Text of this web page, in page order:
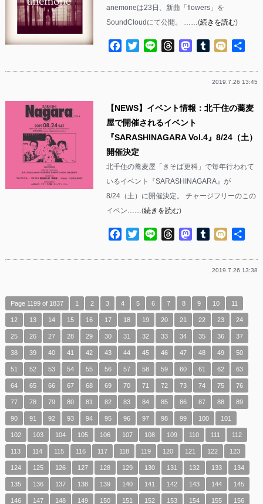
anemoneは23日、新曲「flowers」を
SoundCloudにて公開。 ……(続きを読む)
Facebook
TwitterLine ThreadsMastodon
Tumblr
Mixi
2019.7.26 13:45
【NEWS】イベント情報：北千住の蕎麦
屋で開催されるイベント
『SARASHINAGARA Vol.4』8/24（土）
開催決定
北千住の蕎麦屋「きそば更科」で毎年行われて
いるイベント『SARASHINAGARA』が
8/24（土）に開催決定。 チャージフリーのこの
イベン……(続きを読む)
Facebook
TwitterLine ThreadsMastodon
Tumblr
Mixi
2019.7.26 13:38
Page 1199 of 1837 1 2 3 4 5 6 7 8 9 10 11
12 13 14 15 16 17 18 19 20 21 22 23 24
25 26 27 28 29 30 31 32 33 34 35 36 37
38 39 40 41 42 43 44 45 46 47 48 49 50
51 52 53 54 55 56 57 58 59 60 61 62 63
64 65 66 67 68 69 70 71 72 73 74 75 76
77 78 79 80 81 82 83 84 85 86 87 88 89
90 91 92 93 94 95 96 97 98 99 100 101
102 103 104 105 106 107 108 109 110 111 112
113 114 115 116 117 118 119 120 121 122 123
124 125 126 127 128 129 130 131 132 133 134
135 136 137 138 139 140 141 142 143 144 145
146 147 148 149 150 151 152 153 154 155 156